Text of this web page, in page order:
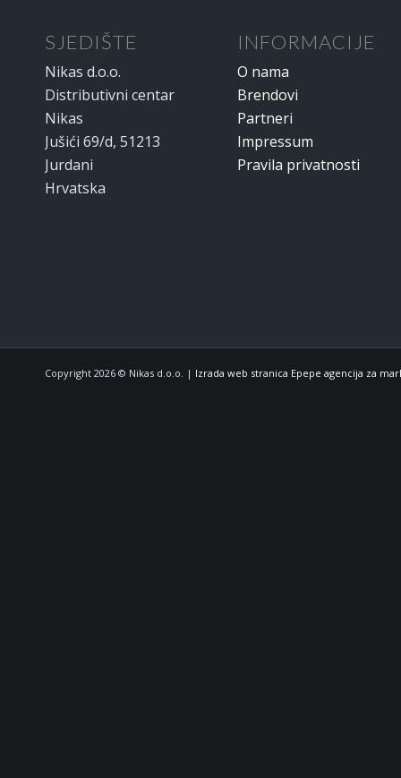
SJEDIŠTE
Nikas d.o.o.
Distributivni centar
Nikas
Jušići 69/d, 51213
Jurdani
Hrvatska
INFORMACIJE
O nama
Brendovi
Partneri
Impressum
Pravila privatnosti
Copyright 2026 © Nikas d.o.o. | Izrada web stranica Epepe agencija za